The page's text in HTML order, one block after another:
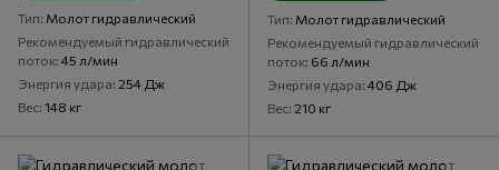
Тип Молот гидравлический
Рекомендуемый гидравлический
поток 45 л/мин
Энергия удара 254 Дж
Вес 148 кг
Тип Молот гидравлический
Рекомендуемый гидравлический
поток 66 л/мин
Энергия удара 406 Дж
Вес 210 кг